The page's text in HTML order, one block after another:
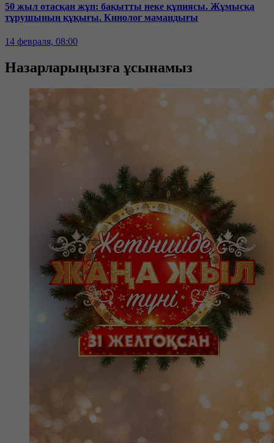
50 жыл отасқан жұп: бақытты неке құпиясы. Жұмысқа
тұрушының құқығы. Кинолог мамандығы
14 февраля, 08:00
Назарларыңызға ұсынамыз